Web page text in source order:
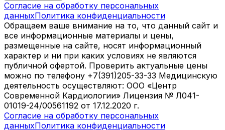
Согласие на обработку персональных
данныхПолитика конфиденциальности
Обращаем ваше внимание на то, что данный сайт и
все информационные материалы и цены,
размещенные на сайте, носят информационный
характер и ни при каких условиях не являются
публичной офертой. Проверить актуальные цены
можно по телефону +7(391)205-33-33 Медицинскую
деятельность осуществляют: ООО «Центр
Современной Кардиологии» Лицензия № Л041-
01019-24/00561192 от 17.12.2020 г.
Согласие на обработку персональных
данныхПолитика конфиденциальности